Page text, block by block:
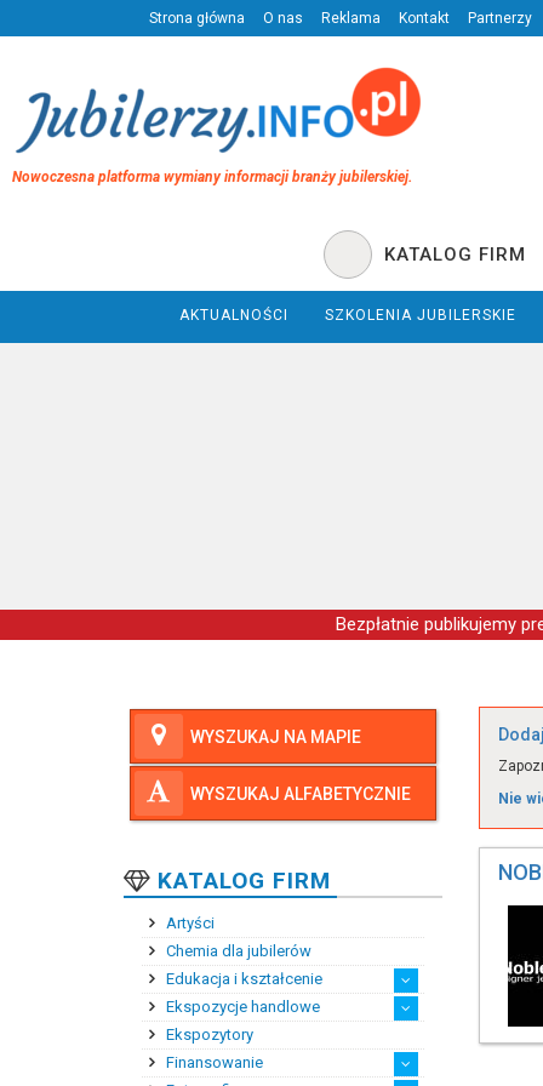
Strona główna O nas Reklama Kontakt Partnerzy
Nowoczesna platforma wymiany informacji branży jubilerskiej.
KATALOG FIRM
AKTUALNOŚCI SZKOLENIA JUBILERSKIE
Bezpłatnie publikujemy
WYSZUKAJ NA MAPIE
WYSZUKAJ ALFABETYCZNIE
KATALOG FIRM
Artyści
Chemia dla jubilerów
Edukacja i kształcenie
Kształcenie podyplomowe
Kursy i szkolenia zawo...
Praktyki i staże zawodowe
Szkoły zawodowe
Wyższe szkoły zawodowe
Zagraniczne szkoły bra...
Średnie szkoły zawodowe
Ekspozycje handlowe
Ekspozytory reklamowe
Klimatyzacja salonów j...
Meble ekspozycyjne
Oświetlenie ekspozycji...
Systemy przeciwkradzie...
Ekspozytory
Finansowanie
Nie